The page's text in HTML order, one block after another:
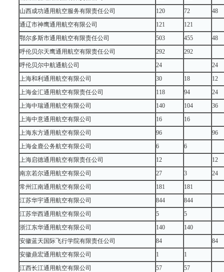
山西成功通用航空服务有限责任公司
120 72
48
通辽市神鹰通用航空有限公司
121
121
鄂尔多斯市通用航空有限责任公司
503 455
48
呼伦贝尔天鹰通用航空有限责任公司
292
292
呼伦贝尔中航通航公司
24
24
上海和利通用航空有限公司
30 18
12
上海金汇通用航空有限责任公司
118 94
24
上海中瑞通用航空有限公司
140 104
36
上海中意通用航空有限公司
16
16
上海东方通用航空有限公司
96
96
上海金鹿公务航空有限公司
6
6
上海启德通用航空有限责任公司
12
12
南京若尔通用航空有限公司
27 3
24
常州江南通用航空有限公司
181
181
江苏华宇通用航空有限公司
844
844
江苏华西通用航空有限公司
5
5
浙江东华通用航空有限公司
140
140
安徽蓝天国际飞行学院有限责任公司
84
84
安徽鼎宏通用航空有限公司
1
1
江西长江通用航空有限公司
57
57